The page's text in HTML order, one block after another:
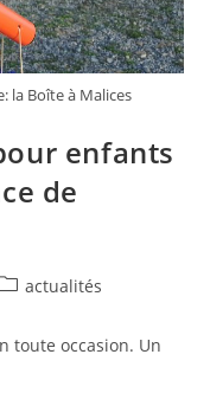
la Boîte à Malices
enfants
de
actualités
toute occasion. Un